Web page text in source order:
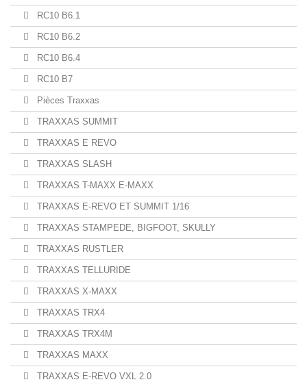
RC10 B6.1
RC10 B6.2
RC10 B6.4
RC10 B7
Pièces Traxxas
TRAXXAS SUMMIT
TRAXXAS E REVO
TRAXXAS SLASH
TRAXXAS T-MAXX E-MAXX
TRAXXAS E-REVO ET SUMMIT 1/16
TRAXXAS STAMPEDE, BIGFOOT, SKULLY
TRAXXAS RUSTLER
TRAXXAS TELLURIDE
TRAXXAS X-MAXX
TRAXXAS TRX4
TRAXXAS TRX4M
TRAXXAS MAXX
TRAXXAS E-REVO VXL 2.0